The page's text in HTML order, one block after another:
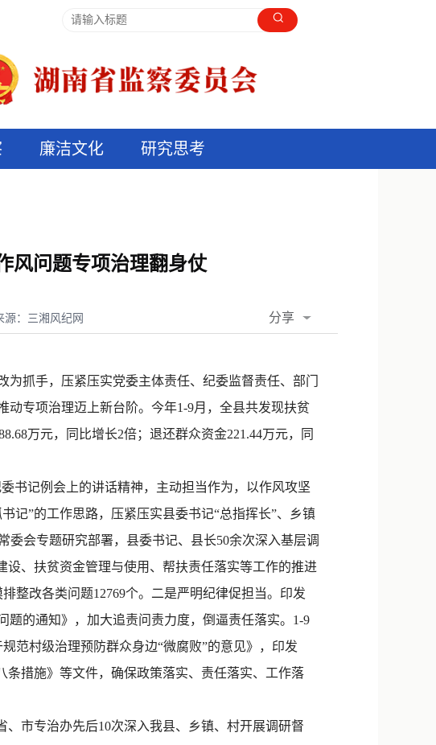
廉洁文化 研究思考
风问题专项治理翻身仗
源：三湘风纪网 分享
新浪微博
QQ
微信
抓手，压紧压实党委主体责任、纪委监督责任、部门
专项治理迈上新台阶。今年1-9月，全县共发现扶贫
万元，同比增长2倍；退还群众资金221.44万元，同
书记例会上的讲话精神，主动担当作为，以作风攻坚
记”的工作思路，压紧压实县委书记“总指挥长”、乡镇
委会专题研究部署，县委书记、县长50余次深入基层调
、扶贫资金管理与使用、帮扶责任落实等工作的推进
整改各类问题12769个。二是严明纪律促担当。印发
题的通知》，加大追责问责力度，倒逼责任落实。1-9
范村级治理预防群众身边“微腐败”的意见》，印发
条措施》等文件，确保政策落实、责任落实、工作落
市专治办先后10次深入我县、乡镇、村开展调研督